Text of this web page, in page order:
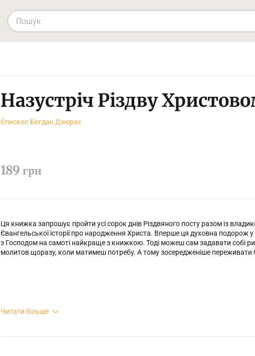
Назустріч Різдву
Єпископ Богдан Дзюрах
189 грн
Ця книжка запрошує пройти усі сорок днів Різдвяного посту разом із
Євангельської історії про народження Христа. Вперше ця духовна подорож у
з Господом на самоті найкраще з книжкою. Тоді можеш сам задавати собі
молитов щоразу, коли матимеш потребу. А тому зосередженіше переживати
Читати більше